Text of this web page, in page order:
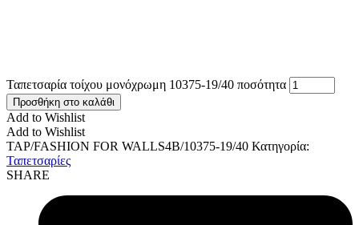
Ταπετσαρία τοίχου μονόχρωμη 10375-19/40 ποσότητα
Προσθήκη στο καλάθι
Add to Wishlist
Add to Wishlist
TAP/FASHION FOR WALLS4B/10375-19/40 Κατηγορία:
Ταπετσαρίες
SHARE